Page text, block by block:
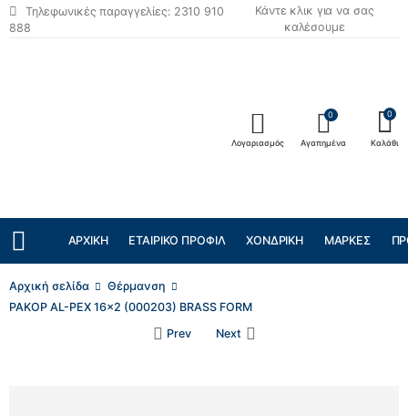
Τηλεφωνικές παραγγελίες: 2310 910
888
Κάντε κλικ για να σας
καλέσουμε
Λογαριασμός
0
Αγαπημένα
0
Καλάθι
ΑΡΧΙΚΉ ΕΤΑΙΡΙΚΌ ΠΡΟΦΊΛ ΧΟΝΔΡΙΚΉ ΜΆΡΚΕΣ
Αρχική σελίδα
Θέρμανση
ΡΑΚΟΡ AL-PEX 16×2 (000203) BRASS FORM
Prev
Next